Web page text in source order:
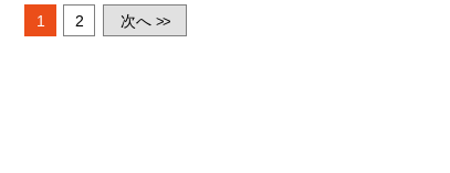
1 2 次へ >>